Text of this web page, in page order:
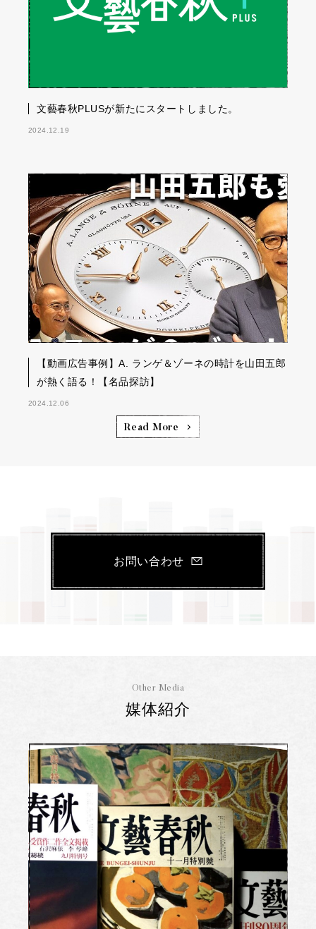
文藝春秋PLUSが新たにスタートしました。
2024.12.19
【動画広告事例】A. ランゲ＆ゾーネの時計を山田五郎
が熱く語る！【名品探訪】
2024.12.06
Read More
お問い合わせ
Other Media
媒体紹介